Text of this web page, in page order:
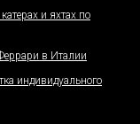
и яхтах по
в Италии
индивидуального